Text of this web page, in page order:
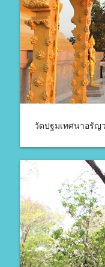
วัดปฐมเทศนาอรัญ